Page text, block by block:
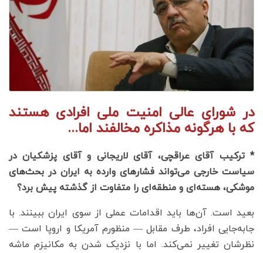
در شورای عالی امنیت ملی افرادی هستند
که با هرگونه مذاکره مخالفند اما...
* ترکیب آقای عراقچی، آقای لاریجانی و آقای پزشکیان در
سیاست خارجی می‌تواند فشارهای وارده به ایران در بحث‌های
موشکی، هسته‌ای و منطقه‌ای را متفاوت از گذشته پیش برد؟
بعید است. آن‌ها باید اقدامات عملی از سوی ایران ببینند. با
جابه‌جایی افراد، طرف مقابل — منظورم آمریکا و اروپا است —
نظرشان تغییر نمی‌کند. اما با نزدیک شدن به مکانیزم ماشه